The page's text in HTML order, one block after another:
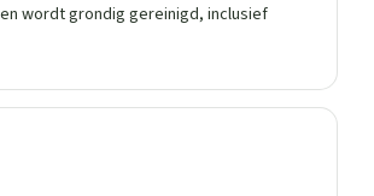
wordt grondig gereinigd, inclusief